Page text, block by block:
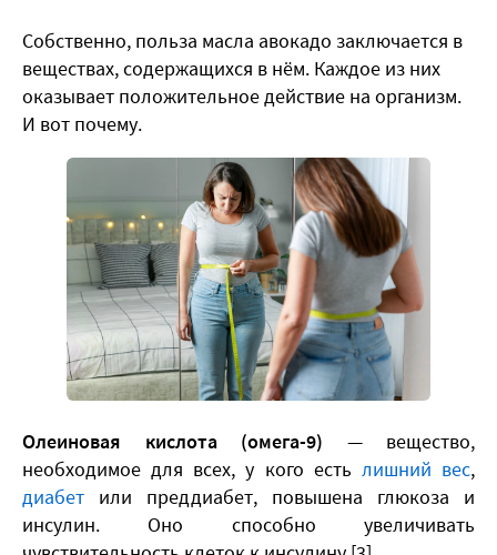
Собственно, польза масла авокадо заключается в
веществах, содержащихся в нём. Каждое из них
оказывает положительное действие на организм.
И вот почему.
Олеиновая кислота (омега-9) — вещество,
необходимое для всех, у кого есть лишний вес,
диабет или преддиабет, повышена глюкоза и
инсулин. Оно способно увеличивать